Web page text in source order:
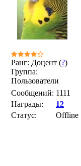
Ранг: Доцент (?)
Группа:
Пользователи
Сообщений: 1111
Награды:
12
Статус:
Offline